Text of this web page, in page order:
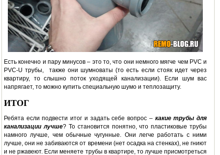
Есть конечно и пару минусов – это то, что они немного мягче чем PVC и
PVC-U трубы, также они шумноваты (то есть если стояк идет через
квартиру, то слышно поток уходящей канализации). Если шум вас
напрягает, то можно купить специальную шумо и теплозащиту.
ИТОГ
Ребята если подвести итог и задать себе вопрос – какие трубы для
канализации лучше? То становится понятно, что пластиковые трубы
намного лучше, чем обычные чугунные. Они легче работать с ними
лучше, они не забиваются от времени (нет осадка на стенках), не гниют
и не ржавеют. Если меняете трубы в квартире, то лучше присмотреться